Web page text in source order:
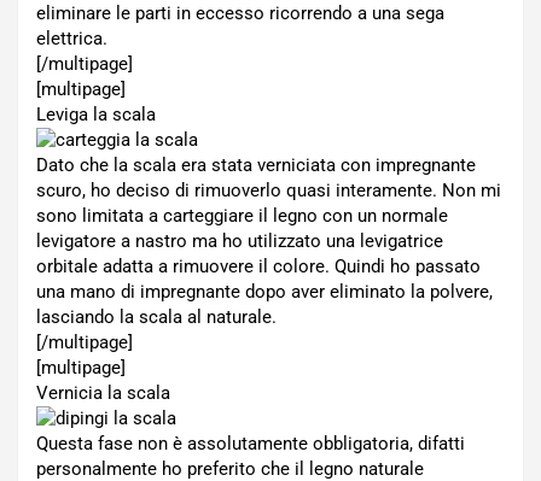
eliminare le parti in eccesso ricorrendo a una sega
elettrica.
[/multipage]
[multipage]
Leviga la scala
Dato che la scala era stata verniciata con impregnante
scuro, ho deciso di rimuoverlo quasi interamente. Non mi
sono limitata a carteggiare il legno con un normale
levigatore a nastro ma ho utilizzato una levigatrice
orbitale adatta a rimuovere il colore. Quindi ho passato
una mano di impregnante dopo aver eliminato la polvere,
lasciando la scala al naturale.
[/multipage]
[multipage]
Vernicia la scala
Questa fase non è assolutamente obbligatoria, difatti
personalmente ho preferito che il legno naturale